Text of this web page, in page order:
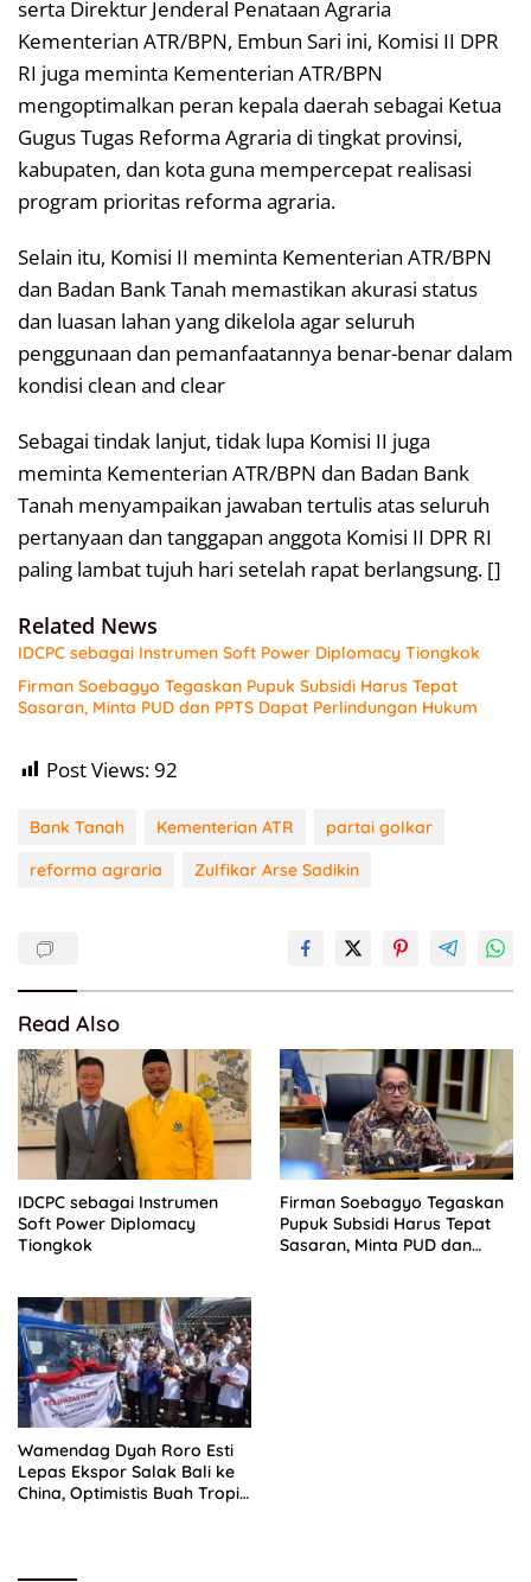
serta Direktur Jenderal Penataan Agraria
Kementerian ATR/BPN, Embun Sari ini, Komisi II DPR
RI juga meminta Kementerian ATR/BPN
mengoptimalkan peran kepala daerah sebagai Ketua
Gugus Tugas Reforma Agraria di tingkat provinsi,
kabupaten, dan kota guna mempercepat realisasi
program prioritas reforma agraria.
Selain itu, Komisi II meminta Kementerian ATR/BPN
dan Badan Bank Tanah memastikan akurasi status
dan luasan lahan yang dikelola agar seluruh
penggunaan dan pemanfaatannya benar-benar dalam
kondisi clean and clear
Sebagai tindak lanjut, tidak lupa Komisi II juga
meminta Kementerian ATR/BPN dan Badan Bank
Tanah menyampaikan jawaban tertulis atas seluruh
pertanyaan dan tanggapan anggota Komisi II DPR RI
paling lambat tujuh hari setelah rapat berlangsung. []
Related News
IDCPC sebagai Instrumen Soft Power Diplomacy Tiongkok
Firman Soebagyo Tegaskan Pupuk Subsidi Harus Tepat
Sasaran, Minta PUD dan PPTS Dapat Perlindungan Hukum
Post Views:92
Bank Tanah Kementerian ATR
partai golkar
reforma agraria
Zulfikar Arse Sadikin
Read Also
IDCPC sebagai Instrumen
Soft Power Diplomacy
Tiongkok
Firman Soebagyo Tegaskan
Pupuk Subsidi Harus Tepat
Sasaran, Minta PUD dan
Wamendag Dyah Roro Esti
Lepas Ekspor Salak Bali ke
China, Optimistis Buah Tropis